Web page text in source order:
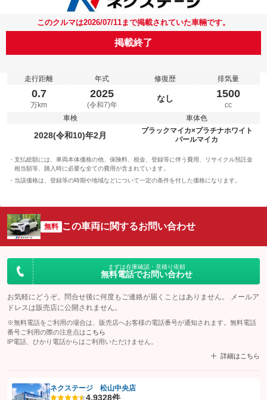
このクルマは2026/07/11まで掲載されていた車輛です。
掲載終了
走行距離
0.7
万km
年式
2025
(令和7)年
修復歴
なし
排気量
1500
cc
車検
2028(令和10)年2月
車体色
ブラックマイカ×プラチナホワイト
パールマイカ
支払総額には、車両本体価格の他、保険料、税金、登録等に伴う費用、リサイクル預託金
相当額等、購入時に必要な全ての費用が含まれています。
当該価格は、登録等の時期や地域などについて一定の条件を付した価格になります。
無料 この車両に関するお問い合わせ
まずは在庫確認・見積り依頼
無料電話でお問い合わせ
お気軽にどうぞ。問合せ後に何度もご連絡が届くことはありません。 メールア
ドレスは販売店に公開されません。
※無料電話をご利用の場合は、販売店へお客様の電話番号が通知されます。無料電話
番号ご利用の際の注意点は こちら
IP電話、ひかり電話からはご利用いただけません。
詳細はこちら
ネクステージ 松山中央店
4.9328件